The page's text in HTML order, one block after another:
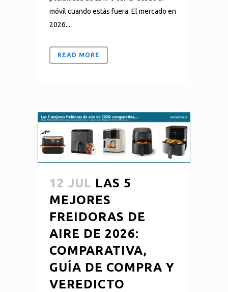
móvil cuando estás fuera. El mercado en
2026...
READ MORE
12 JUL LAS 5
MEJORES
FREIDORAS DE
AIRE DE 2026:
COMPARATIVA,
GUÍA DE COMPRA Y
VEREDICTO